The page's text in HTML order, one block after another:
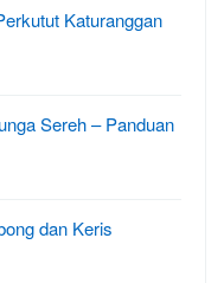
Katuranggan
Sereh – Panduan
dan Keris